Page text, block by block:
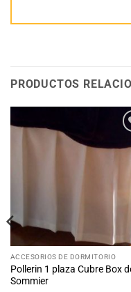
PRODUCTOS
a
ACCESORIOS DE DORMITORIO
Pollerin 1 plaza Cubre Box
Sommier